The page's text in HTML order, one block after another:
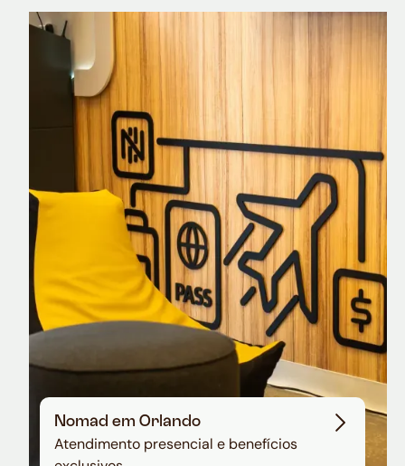
Nomad Explorer
Cartão de crédito brasileiro com cashback
em dólar
Nomad em Orlando
Atendimento presencial e benefícios